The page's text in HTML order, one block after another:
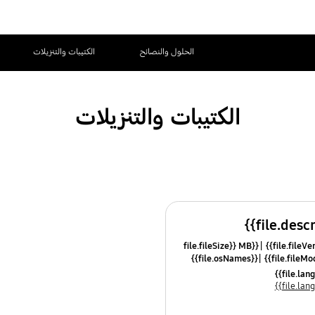
الحلول والنصائح الكتيبات والتنزيلات
الكتيبات والتنزيلات
{{file.fileSize}} MB
{{file.osNames}}